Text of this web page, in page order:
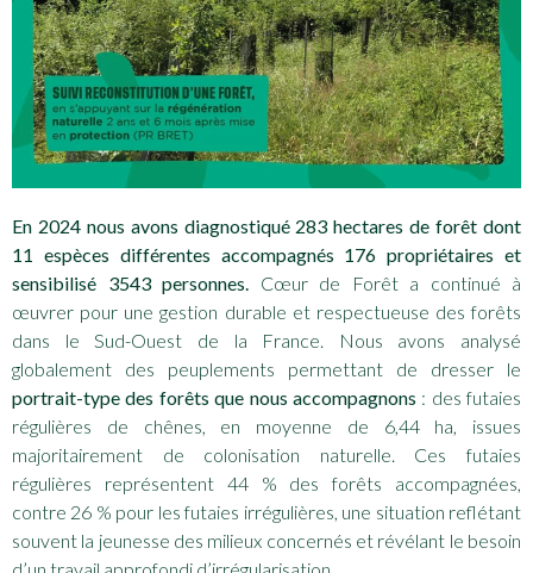
En 2024 nous avons diagnostiqué 283 hectares de forêt dont
11 espèces différentes accompagnés 176 propriétaires et
sensibilisé 3543 personnes.
Cœur de Forêt a continué à
œuvrer pour une gestion durable et respectueuse des forêts
dans le Sud-Ouest de la France. Nous avons analysé
globalement des peuplements permettant de dresser le
portrait-type des forêts que nous accompagnons : des futaies
régulières de chênes, en moyenne de 6,44 ha, issues
majoritairement de colonisation naturelle. Ces futaies
régulières représentent 44 % des forêts accompagnées,
contre 26 % pour les futaies irrégulières, une situation reflétant
souvent la jeunesse des milieux concernés et révélant le besoin